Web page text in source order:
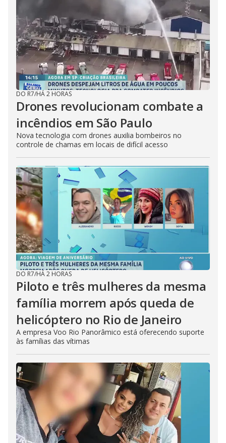
DO R7/HÁ 2 HORAS
Drones revolucionam combate a
incêndios em São Paulo
Nova tecnologia com drones auxilia bombeiros no
controle de chamas em locais de difícil acesso
DO R7/HÁ 2 HORAS
Piloto e três mulheres da mesma
família morrem após queda de
helicóptero no Rio de Janeiro
A empresa Voo Rio Panorâmico está oferecendo suporte
às famílias das vítimas